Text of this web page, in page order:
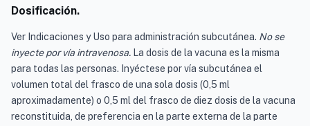
Dosificación.
Ver Indicaciones y Uso para administración subcutánea. No se
inyecte por vía intravenosa. La dosis de la vacuna es la misma
para todas las personas. Inyéctese por vía subcutánea el
volumen total del frasco de una sola dosis (0,5 ml
aproximadamente) o 0,5 ml del frasco de diez dosis de la vacuna
reconstituida, de preferencia en la parte externa de la parte